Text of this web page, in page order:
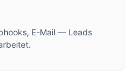
E-Mail — Leads